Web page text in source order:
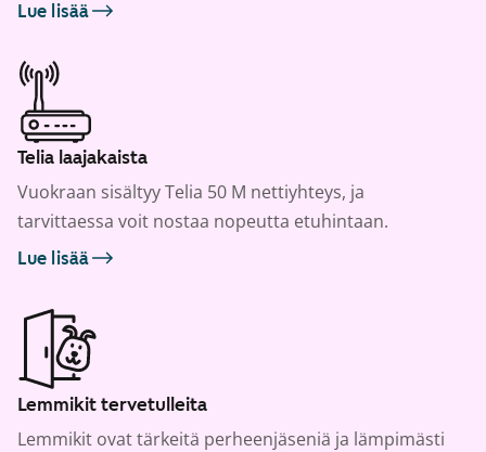
Lue lisää
Telia laajakaista
Vuokraan sisältyy Telia 50 M nettiyhteys, ja
tarvittaessa voit nostaa nopeutta etuhintaan.
Lue lisää
Lemmikit tervetulleita
Lemmikit ovat tärkeitä perheenjäseniä ja lämpimästi